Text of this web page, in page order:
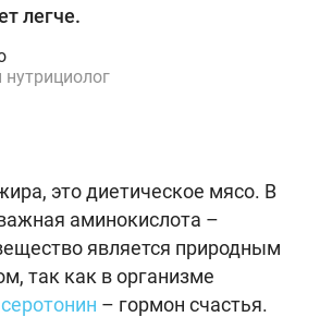
легче.
нутрициолог
это диетическое мясо. В
аминокислота –
является природным
так как в организме
серотонин – гормон счастья.